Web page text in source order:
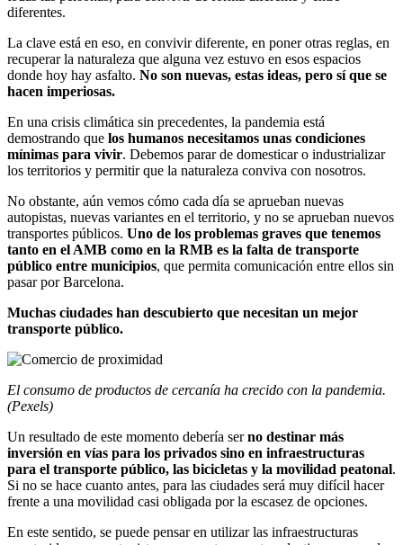
diferentes.
La clave está en eso, en convivir diferente, en poner otras reglas, en
recuperar la naturaleza que alguna vez estuvo en esos espacios
donde hoy hay asfalto. No son nuevas, estas ideas, pero sí que se
hacen imperiosas.
En una crisis climática sin precedentes, la pandemia está
demostrando que los humanos necesitamos unas condiciones
mínimas para vivir. Debemos parar de domesticar o industrializar
los territorios y permitir que la naturaleza conviva con nosotros.
No obstante, aún vemos cómo cada día se aprueban nuevas
autopistas, nuevas variantes en el territorio, y no se aprueban nuevos
transportes públicos. Uno de los problemas graves que tenemos
tanto en el AMB como en la RMB es la falta de transporte
público entre municipios, que permita comunicación entre ellos sin
pasar por Barcelona.
Muchas ciudades han descubierto que necesitan un mejor
transporte público.
El consumo de productos de cercanía ha crecido con la pandemia.
(Pexels)
Un resultado de este momento debería serno destinar más
inversión en vías para los privados sino en infraestructuras
para el transporte público, las bicicletas y la movilidad peatonal.
Si no se hace cuanto antes, para las ciudades será muy difícil hacer
frente a una movilidad casi obligada por la escasez de opciones.
En este sentido, se puede pensar en utilizar las infraestructuras